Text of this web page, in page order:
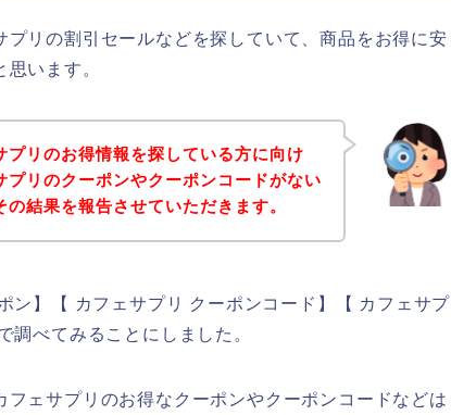
リの割引セールなどを探していて、商品をお得に安
います。
プリのお得情報を探している方に向け
プリのクーポンやクーポンコードがない
結果を報告させていただきます。
ン】【 カフェサプリ クーポンコード】【 カフェサプ
調べてみることにしました。
ェサプリのお得なクーポンやクーポンコードなどは